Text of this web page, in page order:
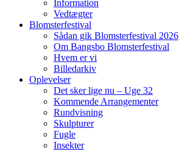
Information
Vedtægter
Blomsterfestival
Sådan gik Blomsterfestival 2026
Om Bangsbo Blomsterfestival
Hvem er vi
Billedarkiv
Oplevelser
Det sker lige nu – Uge 32
Kommende Arrangementer
Rundvisning
Skulpturer
Fugle
Insekter